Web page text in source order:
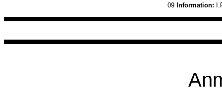
09 Information: